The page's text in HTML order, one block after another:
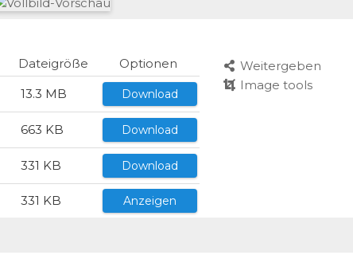
Dateigröße
Optionen
13.3 MB Download
663 KB Download
331 KB Download
331 KB Anzeigen
Weitergeben
Image tools